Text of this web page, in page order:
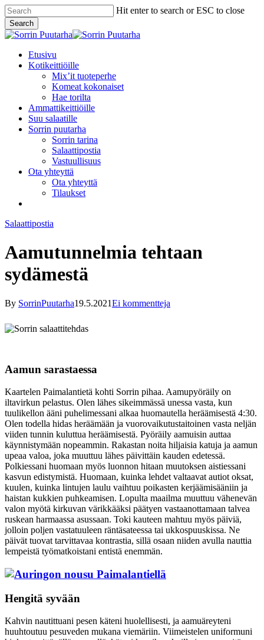
Skip
to
main
content
Hit enter to search or ESC to close
Search
Close
Menu
Etusivu
Kotikeittiöille
Mix’it tuoteperhe
Komeat kokonaiset
Hae torilta
Ammattikeittiöille
Suu salaatille
Sorrin puutarha
Sorrin tarina
Salaattipostia
Vastuullisuus
Ota yhteyttä
Ota yhteyttä
Tilaukset
Salaattipostia
Aamutunnelmia tehtaan
sydämestä
By SorrinPuutarha19.5.2021Ei kommentteja
Aamun sarastaessa
Kaartelen Paimalantietä kohti Sorrin pihaa. Aamupyöräily on
iltavirkun pelastus. Olen lähes sikeimmässä unessa vasta, kun
tuulikellon ääni puhelimessani alkaa huomautella heräämisestä 4:30.
Olen todella hidas heräämään ja vuorovaikutustaitoinen vasta neljän
viiden tunnin kuluttua heräämisestä. Pyöräily aamuisin auttaa
käynnistymään nopeammin. Rakastan noita hiljaisia katuja ja aamun
upeaa valoa, joka muuttuu lähes päivittäin kauden edetessä.
Polkiessani huomaan myös luonnon hitaan muutoksen aistiessani
kasvun edistymistä. Huomaan, kuinka lehdet valtaavat autiot oksat,
kuulen, kuinka lintujen laulu vaihtuu poikasten kerjäämisääniin ja
haistan kukkien puhkeamisen. Lopulta maailma muuttuu vähenevän
valon myötä kirkuvan värikkääksi päätyen vastaanottamaan talvea
ruskean harmaassa asussaan. Toki kauteen mahtuu myös päiviä,
jolloin poljen vastatuuleen räntäsateessa tai ukkospuuskissa. Ne
päivät tuovat tarvittavaa kontrastia, sillä osaan niiden avulla nauttia
lempeistä työmatkoistani entistä enemmän.
Hengitä syvään
Kahvin nautittuani pesen käteni huolellisesti, ja aamuäreyteni
huuhtoutuu pesuveden mukana viemäriin. Viimeistelen uniformuni